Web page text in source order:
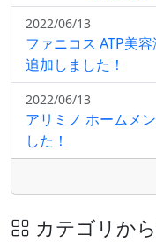
2022/06/13
ファニコス ATP美
追加しました！
2022/06/13
アリミノ ホームメ
した！
カテゴリか